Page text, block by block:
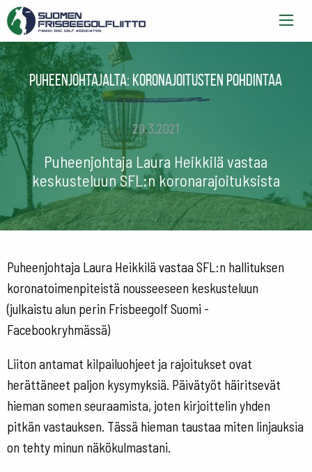
Puheenjohtajalta: koronajoitusten pohdintaa
29.3.2021
Puheenjohtaja Laura Heikkilä vastaa
keskusteluun SFL:n koronarajoituksista
Puheenjohtaja Laura Heikkilä vastaa SFL:n hallituksen
koronatoimenpiteistä nousseeseen keskusteluun
(julkaistu alun perin Frisbeegolf Suomi -
Facebookryhmässä)
Liiton antamat kilpailuohjeet ja rajoitukset ovat
herättäneet paljon kysymyksiä. Päivätyöt häiritsevät
hieman somen seuraamista, joten kirjoittelin yhden
pitkän vastauksen. Tässä hieman taustaa miten linjauksia
on tehty minun näkökulmastani.